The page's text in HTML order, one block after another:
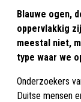
Blauwe ogen,
oppervlakkig
meestal niet,
type waar we
Onderzoekers
Duitse mensen